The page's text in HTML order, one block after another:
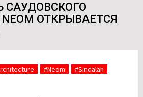
САУДОВСКОГО
ОТКРЫВАЕТСЯ
#Neom
#Sindalah